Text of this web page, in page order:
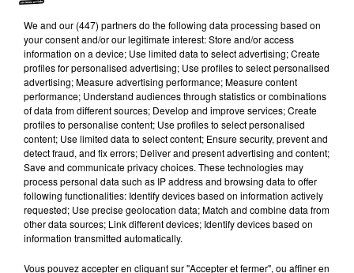
Publié : 6 septembre 2018 à 10h09
Il y avait 63 pieds de cannabis.
Les gendarmes sud tarnais ont interpellé deux
personnes ce mardi à Lacroisille, dans le cadre d’une
affaire de stupéfiants.
C'est lors d'une perquisition au domicile de ce couple,
We and our (447) partnersdo the following data processing based on
your consent and/or our legitimate interest: Store and/or access
information on a device; Use limited data to select advertising; Create
profiles for personalised advertising; Use profiles to select personalised
advertising; Measure advertising performance; Measure content
performance; Understand audiences through statistics or combinations
of data from different sources; Develop and improve services; Create
profiles to personalise content; Use profiles to select personalised
content; Use limited data to select content; Ensure security, prevent and
detect fraud, and fix errors; Deliver and present advertising and content;
Save and communicate privacy choices. These technologies may
process personal data such as IP address and browsing data to offer
following functionalities: Identify devices based on information actively
requested; Use precise geolocation data; Match and combine data from
other data sources; Link different devices; Identify devices based on
information transmitted automatically.
Vous pouvez accepter en cliquant sur "Accepter et fermer", ou affiner en